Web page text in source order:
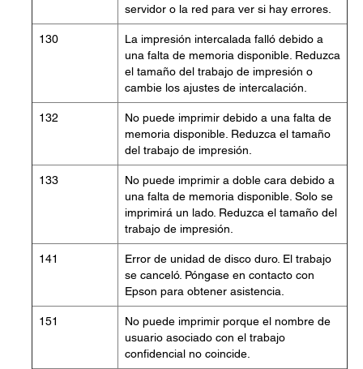
servidor o la red para ver si hay errores.
130
La impresión intercalada falló debido a
una falta de memoria disponible. Reduzca
el tamaño del trabajo de impresión o
cambie los ajustes de intercalación.
132
No puede imprimir debido a una falta de
memoria disponible. Reduzca el tamaño
del trabajo de impresión.
133
No puede imprimir a doble cara debido a
una falta de memoria disponible. Solo se
imprimirá un lado. Reduzca el tamaño del
trabajo de impresión.
141
Error de unidad de disco duro. El trabajo
se canceló. Póngase en contacto con
Epson para obtener asistencia.
151
No puede imprimir porque el nombre de
usuario asociado con el trabajo
confidencial no coincide.